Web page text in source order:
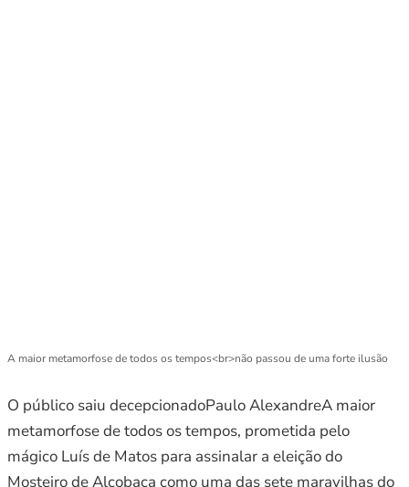
A maior metamorfose de todos os tempos<br>não passou de uma forte ilusão
O público saiu decepcionadoPaulo AlexandreA maior
metamorfose de todos os tempos, prometida pelo
mágico Luís de Matos para assinalar a eleição do
Mosteiro de Alcobaça como uma das sete maravilhas do